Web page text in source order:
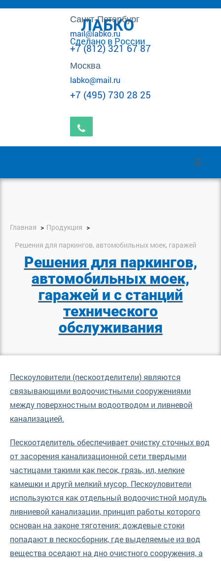
ЛАБКО
Сделано в России
Санкт-Петербург
mail@labko.ru
+7 (812) 321 67 87
Москва
labko@mail.ru
+7 (495) 730 28 25
Главная
Продукция
Решения для паркингов, автомобильных моек, гаражей
Решения для паркингов,
автомобильных моек,
гаражей и с станций
технического
обслуживания
Пескоуловители (пескоотделители) являются
связывающими водоочистными сооружениями
между поверхностным водоотводом и ливневой
канализацией.
Пескоотделитель обеспечивает очистку сточных вод
от засорения канализационной сети твердыми
частицами такими как песок, грязь, ил, мелкие
камешки и другй мелкий мусор. Пескоуловители
используются как отдельный водоочистной модуль
ливниевой канализации, принцип работы которого
основан на законе тяготения: дождевые стоки
попадают в пескосборник, где выделяемые из вод
вещества оседают на дно очистного сооружения, а